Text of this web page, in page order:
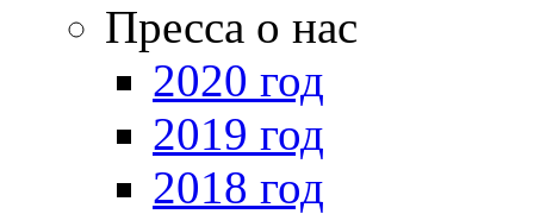
Пресса о нас
2020 год
2019 год
2018 год